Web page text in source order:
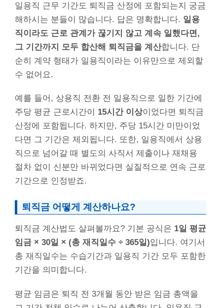
일용직 근무 기간도 퇴직금 산정에 포함되는지 궁금
해하시는 분들이 많습니다. 답은 명확합니다. 일용
직이라도 근로 관계가 끊기지 않고 계속 일했다면,
그 기간까지 모두 합산해 퇴직금을 계산합니다. 단
순히 계약 형태가 일용직이라는 이유만으로 제외할
수 없어요.
예를 들어, 상용직 전환 전 일용직으로 일한 기간에
주당 평균 근로시간이 15시간 이상이었다면 퇴직금
산정에 포함됩니다. 하지만, 주당 15시간 미만이었
다면 그 기간은 제외됩니다. 또한, 일용직에서 상용
직으로 넘어갈 때 별도의 사직서 제출이나 재채용
절차 없이 신분만 바뀌었다면 실질적으로 연속 근로
기간으로 인정받죠.
퇴직금 어떻게 계산하나요?
퇴직금 계산법도 살펴볼까요? 기본 공식은 1일 평균
임금 × 30일 × (총 재직일수 ÷ 365일)입니다. 여기서
총 재직일수는 수습기간과 일용직 기간 모두 포함한
기간을 의미합니다.
평균 임금은 퇴직 전 3개월 동안 받은 임금 총액을